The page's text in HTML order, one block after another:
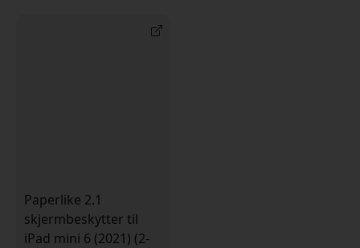
Paperlike 2.1
skjermbeskytter til
iPad mini 6 (2021) (2-